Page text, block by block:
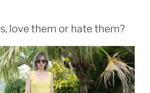
love them or hate them?